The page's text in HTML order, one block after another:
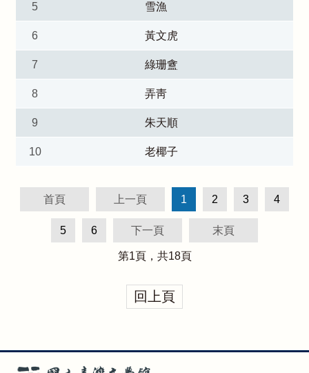
5 雪漁
6 黃文虎
7 綠珊盦
8 弄靑
9 朱天順
10 老椰子
首頁 上一頁 1 2 3 4
5 6 下一頁 末頁
第1頁，共18頁
回上頁